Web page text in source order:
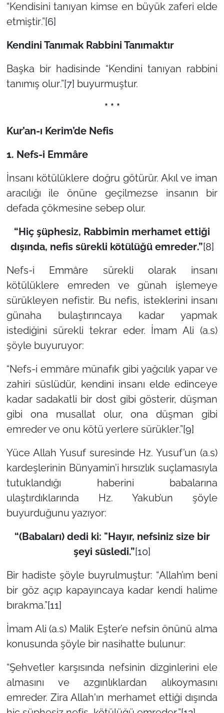
“Kendisini tanıyan kimse en büyük zaferi elde
etmiştir.”[6]
Kendini Tanımak Rabbini Tanımaktır
Başka bir hadisinde “Kendini tanıyan rabbini
tanımış olur.”[7] buyurmuştur.
* * *
Kur’an-ı Kerim’de Nefis
1. Nefs-i Emmâre
İnsanı kötülüklere doğru götürür. Akıl ve iman
aracılığı ile önüne geçilmezse insanın bir
defada çökmesine sebep olur.
“Hiç şüphesiz, Rabbimin merhamet ettiği
dışında, nefis sürekli kötülüğü emreder.”[8]
Nefs-i Emmâre sürekli olarak insanı
kötülüklere emreden ve günah işlemeye
sürükleyen nefistir. Bu nefis, isteklerini insanı
günaha bulaştırıncaya kadar yapmak
istediğini sürekli tekrar eder. İmam Ali (a.s)
şöyle buyuruyor:
“Nefs-i emmâre münafık gibi yağcılık yapar ve
zahiri süslüdür, kendini insanı elde edinceye
kadar sadakatli bir dost gibi gösterir, düşman
gibi ona musallat olur, ona düşman gibi
emreder ve onu kötü yerlere sürükler.”[9]
Yüce Allah Yusuf suresinde Hz. Yusuf’un (a.s)
kardeşlerinin Bünyamin’i hırsızlık suçlamasıyla
tutuklandığı haberini babalarına
ulaştırdıklarında Hz. Yakub’un şöyle
buyurduğunu yazıyor:
“(Babaları) dedi ki: "Hayır, nefsiniz size bir
şeyi süsledi.”[10]
Bir hadiste şöyle buyrulmuştur: “Allah’ım beni
bir göz açıp kapayıncaya kadar kendi halime
bırakma.”[11]
İmam Ali (a.s) Malik Eşter’e nefsin önünü alma
konusunda şöyle bir nasihatte bulunur:
“Şehvetler karşısında nefsinin dizginlerini ele
almasını ve azgınlıklardan alıkoymasını
emreder. Zira Allah'ın merhamet ettiği dışında